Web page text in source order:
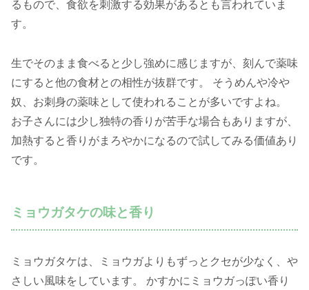
るもので、食欲を刺激する効果があるとも言われていま
す。
生でそのまま食べると少し強めに感じますが、刻んで薬味
にすると他の食材との相性が抜群です。 そうめんや冷や
奴、お刺身の薬味として使われることが多いですよね。
お子さんには少し独特の香りが苦手な場合もありますが、
加熱すると香りがまろやかになるので試してみる価値あり
です。
ミョウガタケの味と香り
ミョウガタケは、ミョウガよりもずっとクセが少なく、や
さしい風味をしています。 かすかにミョウガっぽい香り